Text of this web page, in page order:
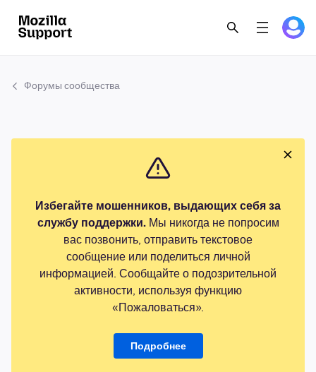
Форумы сообщества
Избегайте мошенников, выдающих себя за
службу поддержки.Мы никогда не попросим
вас позвонить, отправить текстовое
сообщение или поделиться личной
информацией. Сообщайте о подозрительной
активности, используя функцию
«Пожаловаться».
Подробнее